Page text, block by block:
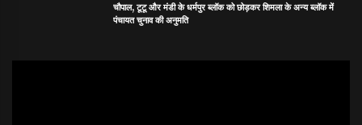
चौपाल, टूटू और मंडी के धर्मपुर ब्लॉक को छोड़कर शिमला के अन्य ब्लॉक में
पंचायत चुनाव की अनुमति